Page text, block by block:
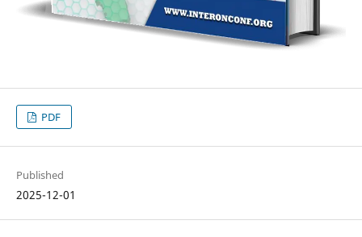
PDF
Published
2025-12-01